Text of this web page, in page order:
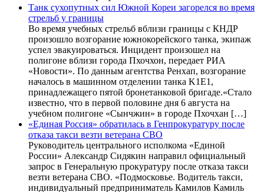
Танк сухопутных сил Южной Кореи загорелся во время
стрельб у границы
Во время учебных стрельб вблизи границы с КНДР
произошло возгорание южнокорейского танка, экипаж
успел эвакуироваться. Инцидент произошел на
полигоне вблизи города Пхочхон, передает РИА
«Новости». По данным агентства Ренхап, возгорание
началось в машинном отделении танка K1E1,
принадлежащего пятой бронетанковой бригаде.«Стало
известно, что в первой половине дня 6 августа на
учебном полигоне «Сынчжин» в городе Пхочхан […]
«Единая Россия» обратилась в Генпрокуратуру после
отказа такси везти ветерана СВО
Руководитель центрального исполкома «Единой
России» Александр Сидякин направил официальный
запрос в Генеральную прокуратуру после отказа такси
везти ветерана СВО. «Подмосковье. Водитель такси,
индивидуальный предприниматель Камилов Камиль